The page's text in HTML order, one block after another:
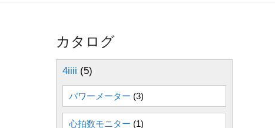
カタログ
4iiii (5)
パワーメーター (3)
心拍数モニター (1)